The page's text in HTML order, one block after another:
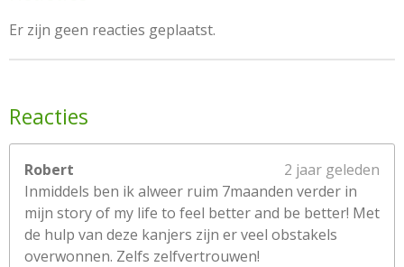
Er zijn geen reacties geplaatst.
Reacties
Robert
2 jaar geleden
Inmiddels ben ik alweer ruim 7maanden verder in
mijn story of my life to feel better and be better! Met
de hulp van deze kanjers zijn er veel obstakels
overwonnen. Zelfs zelfvertrouwen!